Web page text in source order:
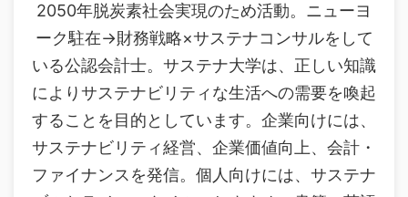
2050年脱炭素社会実現のため活動。ニューヨ
ーク駐在→財務戦略×サステナコンサルをして
いる公認会計士。サステナ大学は、正しい知識
によりサステナビリティな生活への需要を喚起
することを目的としています。企業向けには、
サステナビリティ経営、企業価値向上、会計・
ファイナンスを発信。個人向けには、サステナ